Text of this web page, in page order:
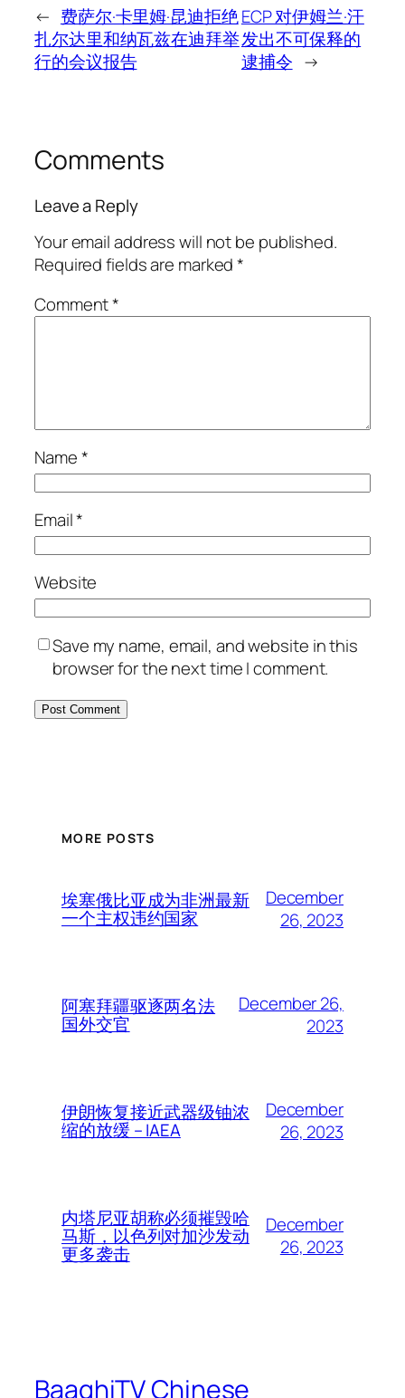
← 费萨尔·卡里姆·昆迪拒绝
扎尔达里和纳瓦兹在迪拜举
行的会议报告
ECP 对伊姆兰·汗
发出不可保释的
逮捕令 →
Comments
Leave a Reply
Your email address will not be published.
Required fields are marked*
Comment*
Name*
Email*
Website
Save my name, email, and website in this
browser for the next time I comment.
MORE POSTS
埃塞俄比亚成为非洲最新
一个主权违约国家
December
26, 2023
阿塞拜疆驱逐两名法
国外交官
December 26,
2023
伊朗恢复接近武器级铀浓
缩的放缓 – IAEA
December
26, 2023
内塔尼亚胡称必须摧毁哈
马斯，以色列对加沙发动
更多袭击
December
26, 2023
BaaghiTV Chinese